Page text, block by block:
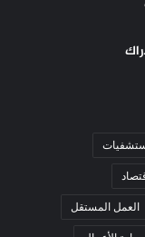
العمل المستقل